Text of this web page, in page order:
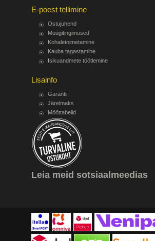
E-poest tellimine
Ostujuhend
Müügitingimused
Kohaletoimetamine
Kauba tagastamine
Isikuandmete töötlemine
Lisainfo
Garantii
Järelmaks
Mõõttabelid
Leia meid sotsiaalmeedias